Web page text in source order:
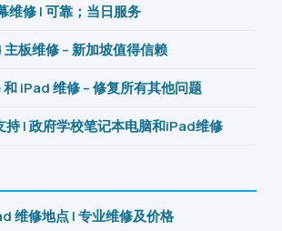
维修 | 可靠；当日服务
板维修 – 新加坡值得信赖
iPad 维修 – 修复所有其他问题
持 | 政府学校笔记本电脑和iPad维修
维修地点 | 专业维修及价格